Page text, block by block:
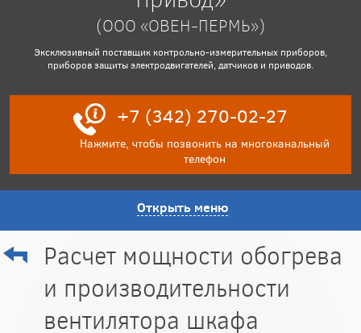
(ООО «ОВЕН-ПЕРМЬ»)
Эксклюзивный поставщик контрольно-измерительных приборов,
приборов защиты электродвигателей, датчиков и приводов.
+7 (342) 270-02-27
Нажмите, чтобы позвонить на многоканальный
телефон
Открыть меню
Расчет мощности обогрева
и производительности
вентилятора шкафа